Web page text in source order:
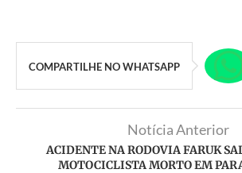
COMPARTILHE NO WHATSAPP
Notícia Anterior
ACIDENTE NA RODOVIA FARUK
MOTOCICLISTA MORTO EM